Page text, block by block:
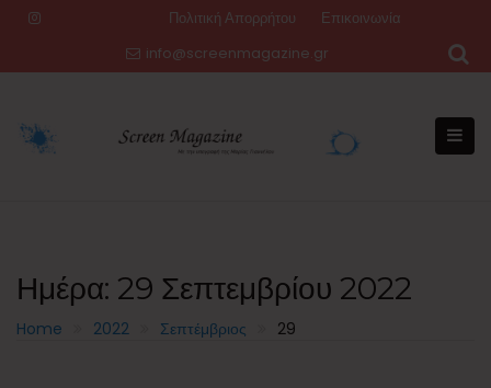
Πολιτική Απορρήτου
Επικοινωνία
info@screenmagazine.gr
Ημέρα: 29 Σεπτεμβρίου 2022
Home 2022 Σεπτέμβριος 29